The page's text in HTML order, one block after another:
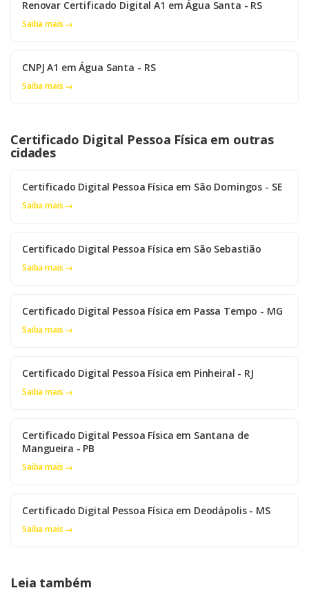
Renovar Certificado Digital A1 em Água Santa - RS
Saiba mais →
CNPJ A1 em Água Santa - RS
Saiba mais →
Certificado Digital Pessoa Física em outras
cidades
Certificado Digital Pessoa Física em São Domingos - SE
Saiba mais →
Certificado Digital Pessoa Física em São Sebastião
Saiba mais →
Certificado Digital Pessoa Física em Passa Tempo - MG
Saiba mais →
Certificado Digital Pessoa Física em Pinheiral - RJ
Saiba mais →
Certificado Digital Pessoa Física em Santana de
Mangueira - PB
Saiba mais →
Certificado Digital Pessoa Física em Deodápolis - MS
Saiba mais →
Leia também